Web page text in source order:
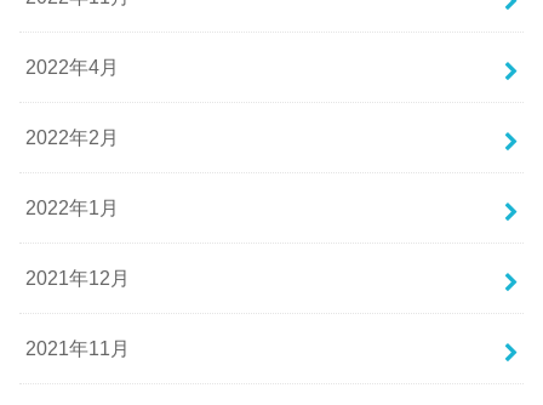
2022年4月
2022年2月
2022年1月
2021年12月
2021年11月